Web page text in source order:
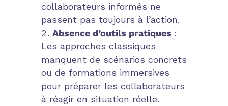
collaborateurs informés ne
passent pas toujours à l’action.
Absence d’outils pratiques :
Les approches classiques
manquent de scénarios concrets
ou de formations immersives
pour préparer les collaborateurs
à réagir en situation réelle.